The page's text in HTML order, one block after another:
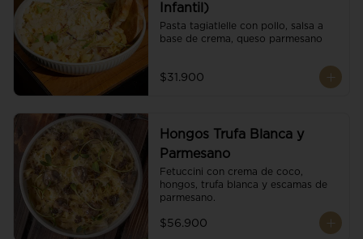
Infantil)
Pasta tagiatlelle con pollo, salsa a
base de crema, queso parmesano
$31.900
Hongos Trufa Blanca y
Parmesano
Fetuccini con crema de coco,
hongos, trufa blanca y escamas de
parmesano.
$56.900